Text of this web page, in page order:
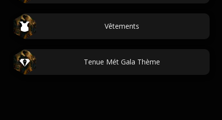
Vêtements
Tenue Mét Gala Thème